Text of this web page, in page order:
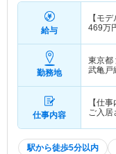
給与
【モデ
469万
勤務地
東京都
武亀戸
仕事内容
【仕
ご入
駅から徒歩5分以内